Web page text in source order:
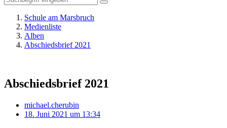
Schule am Marsbruch
Medienliste
Alben
Abschiedsbrief 2021
Abschiedsbrief 2021
michael.cherubin
18. Juni 2021 um 13:34